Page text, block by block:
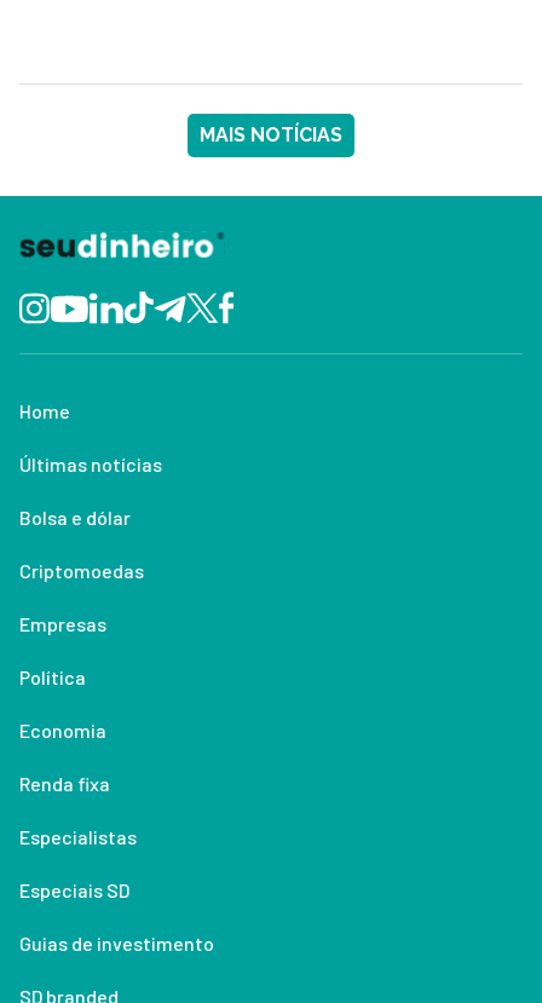
MAIS NOTÍCIAS
Home
Últimas notícias
Bolsa e dólar
Criptomoedas
Empresas
Política
Economia
Renda fixa
Especialistas
Especiais SD
Guias de investimento
SD branded